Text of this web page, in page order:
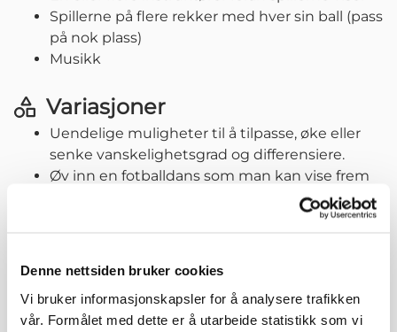
Denne nettsiden bruker cookies
Vi bruker informasjonskapsler for å analysere trafikken
vår. Formålet med dette er å utarbeide statistikk som vi
Spillerne på flere rekker med hver sin ball (pass
på nok plass)
Musikk
Variasjoner
Uendelige muligheter til å tilpasse, øke eller
senke vanskelighetsgrad og differensiere.
Øv inn en fotballdans som man kan vise frem
Relaterte øvelser